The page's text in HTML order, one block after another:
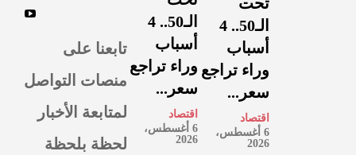
الـ50.. 4
أسباب
وراء تراجع
سعر...
اقتصاد
6 أغسطس،
2026
الـ50.. 4
أسباب
وراء تراجع
سعر...
اقتصاد
6 أغسطس،
2026
تابعنا على
منصات التواصل
لمتابعة الأخبار
لحظة بلحظة